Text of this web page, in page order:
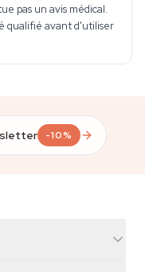
pas un avis médical.
qualifié avant d'utiliser
-10%